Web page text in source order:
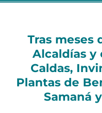
Tras meses
Alcaldías y
Caldas,
Plantas de
Samaná